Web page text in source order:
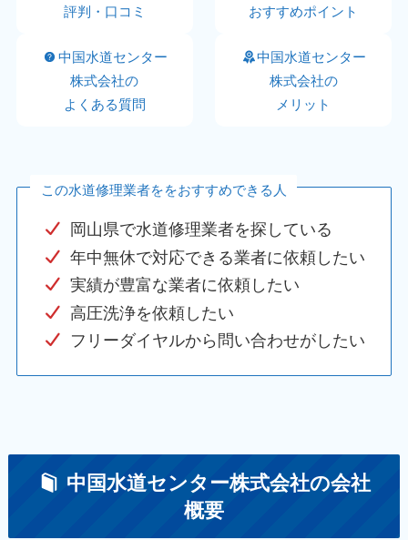
評判・口コミ
おすすめポイント
中国水道センター
株式会社の
よくある質問
中国水道センター
株式会社の
メリット
この水道修理業者ををおすすめできる人
岡山県で水道修理業者を探している
年中無休で対応できる業者に依頼したい
実績が豊富な業者に依頼したい
高圧洗浄を依頼したい
フリーダイヤルから問い合わせがしたい
中国水道センター株式会社の会社
概要